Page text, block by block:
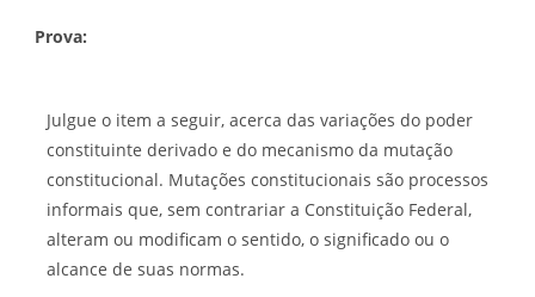
Prova:
Julgue o item a seguir, acerca das variações do poder
constituinte derivado e do mecanismo da mutação
constitucional. Mutações constitucionais são processos
informais que, sem contrariar a Constituição Federal,
alteram ou modificam o sentido, o significado ou o
alcance de suas normas.